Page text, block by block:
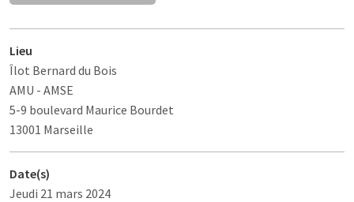
Lieu
Îlot Bernard du Bois
AMU - AMSE
5-9 boulevard Maurice Bourdet
13001 Marseille
Date(s)
Jeudi 21 mars 2024